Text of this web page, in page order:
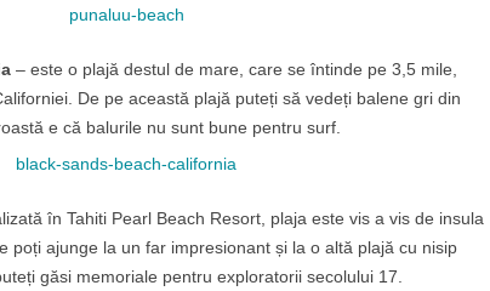
– este o plajă destul de mare, care se întinde pe 3,5 mile,
De pe această plajă puteți să vedeți balene gri din
e că balurile nu sunt bune pentru surf.
în Tahiti Pearl Beach Resort, plaja este vis a vis de insula
poți ajunge la un far impresionant și la o altă plajă cu nisip
găsi memoriale pentru exploratorii secolului 17.